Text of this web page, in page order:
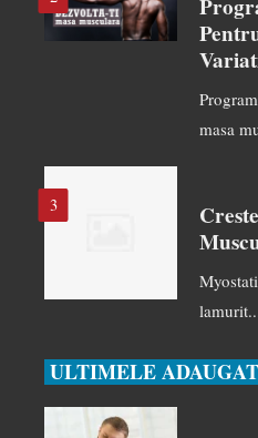
masa
3
ULTIMELE